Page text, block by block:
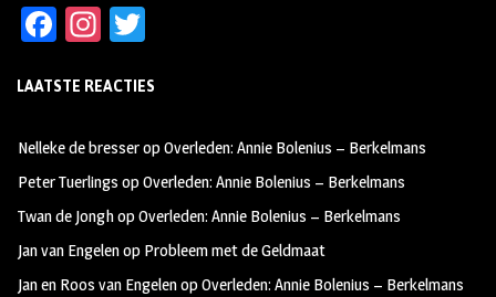
Fa
b
oo
k
In
ag
m
tt
LAATSTE REACTIES
Nelleke de bresseropOverleden: Annie Bolenius – Berkelmans
Peter Tuerlings opOverleden: Annie Bolenius – Berkelmans
Twan de JonghopOverleden: Annie Bolenius – Berkelmans
Jan van Engelenop Probleem met de Geldmaat
Jan en Roos van EngelenopOverleden: Annie Bolenius – Berkelmans